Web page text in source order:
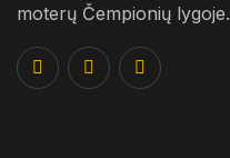
moterų Čempionių lygoje.